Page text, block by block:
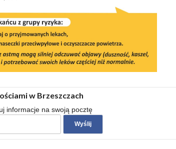
w Brzeszczach
informacje na swoją pocztę